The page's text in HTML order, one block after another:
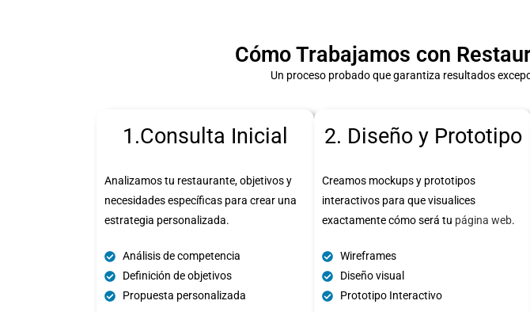
Cómo Trabajamos con
Un proceso probado que garantiza resultados
1.Consulta Inicial
Analizamos tu restaurante, objetivos y
necesidades específicas para crear una
estrategia personalizada.
Análisis de competencia
Definición de objetivos
Propuesta personalizada
2. Diseño y Prototipo
Creamos mockups y prototipos
interactivos para que visualices
exactamente cómo será tu página web.
Wireframes
Diseño visual
Prototipo Interactivo